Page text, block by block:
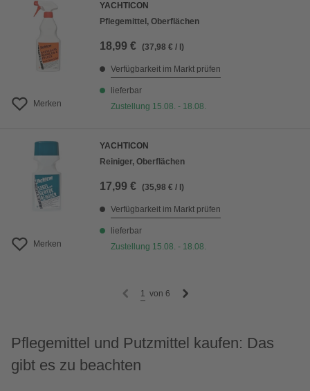
Merken
YACHTICON
Pflegemittel, Oberflächen
18,99 € (37,98 € / l)
Verfügbarkeit im Markt prüfen
lieferbar
Zustellung 15.08. - 18.08.
Merken
YACHTICON
Reiniger, Oberflächen
17,99 € (35,98 € / l)
Verfügbarkeit im Markt prüfen
lieferbar
Zustellung 15.08. - 18.08.
1 von 6
Pflegemittel und Putzmittel kaufen: Das
gibt es zu beachten